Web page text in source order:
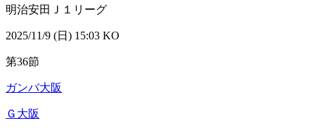
明治安田Ｊ１リーグ
2025/11/9 (日) 15:03 KO
第36節
ガンバ大阪
Ｇ大阪